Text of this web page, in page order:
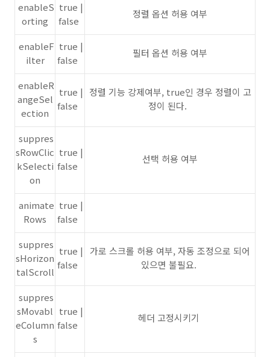
enableS
orting
true |
false
정렬 옵션 허용 여부
enableF
ilter
true |
false
필터 옵션 허용 여부
enableR
angeSel
ection
true |
false
정렬 기능 강제여부, true인 경우 정렬이 고
정이 된다.
suppres
sRowClic
kSelecti
on
true |
false
선택 허용 여부
animate
Rows
true |
false
suppres
sHorizon
talScroll
true |
false
가로 스크롤 허용 여부, 자동 조정으로 되어
있으면 불필요.
suppres
sMovabl
eColumn
s
true |
false
헤더 고정시키기